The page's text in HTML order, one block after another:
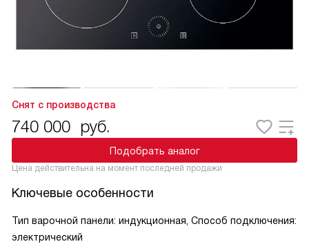
Снят с производства
740 000 руб.
Подобрать аналог
Цена действительна на момент последней продажи
Ключевые особенности
Тип варочной панели: индукционная, Способ подключения:
электрический